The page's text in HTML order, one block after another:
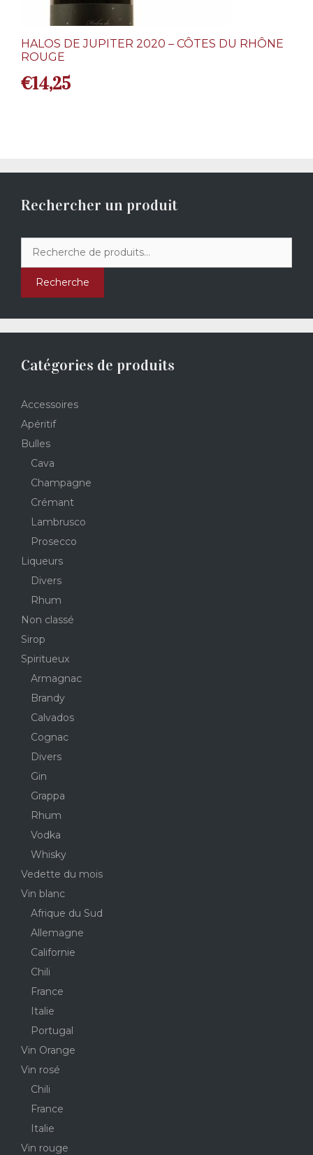
HALOS DE JUPITER 2020 – CÔTES DU RHÔNE
ROUGE
€14,25
Rechercher un produit
pour :
Recherche
Catégories de produits
Accessoires
Apéritif
Bulles
Cava
Champagne
Crémant
Lambrusco
Prosecco
Liqueurs
Divers
Rhum
Non classé
Sirop
Spiritueux
Armagnac
Brandy
Calvados
Cognac
Divers
Gin
Grappa
Rhum
Vodka
Whisky
Vedette du mois
Vin blanc
Afrique du Sud
Allemagne
Californie
Chili
France
Italie
Portugal
Vin Orange
Vin rosé
Chili
France
Italie
Vin rouge